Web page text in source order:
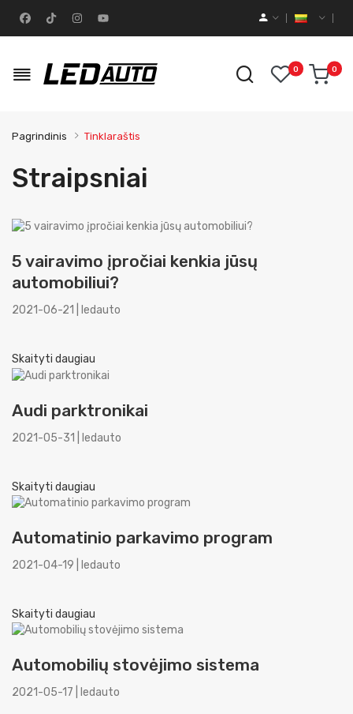
0 0
Pagrindinis Tinklaraštis
Straipsniai
5 vairavimo įpročiai kenkia jūsų
automobiliui?
2021-06-21 | ledauto
Skaityti daugiau
Audi parktronikai
2021-05-31 | ledauto
Skaityti daugiau
Automatinio parkavimo program
2021-04-19 | ledauto
Skaityti daugiau
Automobilių stovėjimo sistema
2021-05-17 | ledauto